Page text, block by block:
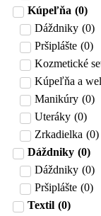
Kúpeľňa (0)
Dáždniky (0)
Pršiplášte (0)
Kozmetické
Kúpeľňa a
Manikúry (0)
Uteráky (0)
Zrkadielka (0)
Dáždniky (0)
Dáždniky (0)
Pršiplášte (0)
Textil (0)